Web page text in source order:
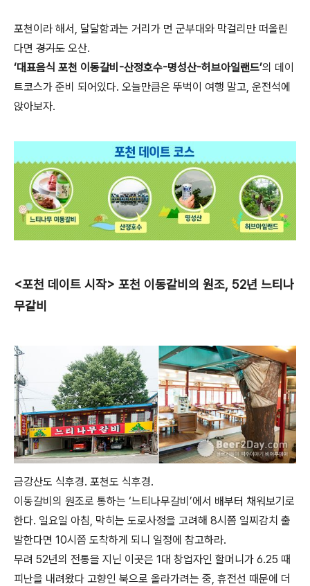
포천이라 해서, 달달함과는 거리가 먼 군부대와 막걸리만 떠올린
다면 경기도 오산.
‘대표음식 포천 이동갈비-산정호수-명성산-허브아일랜드’의 데이
트코스가 준비 되어있다. 오늘만큼은 뚜벅이 여행 말고, 운전석에
앉아보자.
<포천 데이트 시작> 포천 이동갈비의 원조, 52년 느티나
무갈비
금강산도 식후경. 포천도 식후경.
이동갈비의 원조로 통하는 ‘느티나무갈비’에서 배부터 채워보기로
한다. 일요일 아침, 막히는 도로사정을 고려해 8시쯤 일찌감치 출
발한다면 10시쯤 도착하게 되니 일정에 참고하라.
무려 52년의 전통을 지닌 이곳은 1대 창업자인 할머니가 6․25 때
피난을 내려왔다 고향인 북으로 올라가려는 중, 휴전선 때문에 더